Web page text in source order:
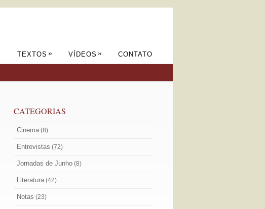
TEXTOS » VÍDEOS » CONTATO
CATEGORIAS
Cinema(8)
Entrevistas (72)
Jornadas de Junho (8)
Literatura(42)
Notas (23)